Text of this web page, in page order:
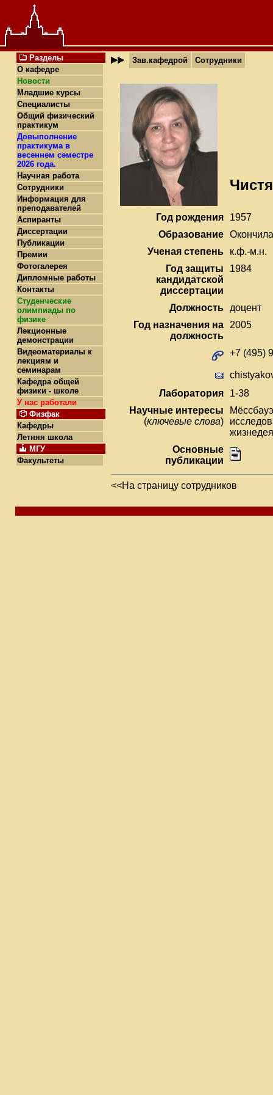
Разделы
О кафедре
Новости
Младшие курсы
Специалисты
Общий физический
практикум
Довыполнение
практикума в
весеннем семестре
2026 года.
Научная работа
Сотрудники
Информация для
преподавателей
Аспиранты
Диссертации
Публикации
Премии
Фотогалерея
Дипломные работы
Контакты
Студенческие
олимпиады по
физике
Лекционные
демонстрации
Видеоматериалы к
лекциям и
семинарам
Кафедра общей
физики - школе
У нас работали
Физфак
Кафедры
Летняя школа
МГУ
Факультеты
Зав.кафедрой Сотрудники
Год рождения
1957
Образование
Ученая степень
к.ф.-м.н.
Год защиты
кандидатской
диссертации
1984
Должность
доцент
Год назначения на
должность
2005
+7 (495)
Лаборатория
1-38
Научные интересы
(ключевые слова)
Основные
публикации
<<На страницу сотрудников